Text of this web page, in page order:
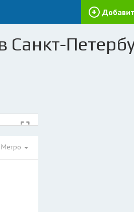
Санкт-
Метро